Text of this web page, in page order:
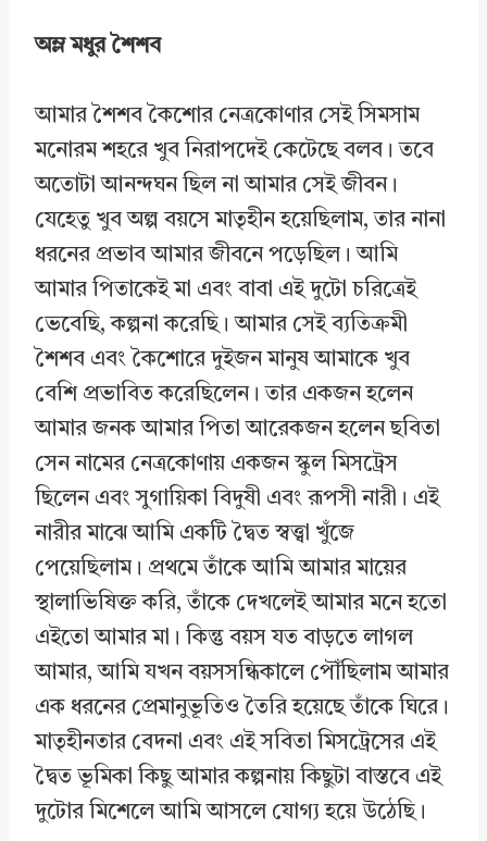
অম্ল মধুর শৈশব
আমার শৈশব কৈশোর নেত্রকোণার সেই সিমসাম
মনোরম শহরে খুব নিরাপদেই কেটেছে বলব। তবে
অতোটা আনন্দঘন ছিল না আমার সেই জীবন।
যেহেতু খুব অল্প বয়সে মাতৃহীন হয়েছিলাম, তার নানা
ধরনের প্রভাব আমার জীবনে পড়েছিল। আমি
আমার পিতাকেই মা এবং বাবা এই দুটো চরিত্রেই
ভেবেছি, কল্পনা করেছি। আমার সেই ব্যতিক্রমী
শৈশব এবং কৈশোরে দুইজন মানুষ আমাকে খুব
বেশি প্রভাবিত করেছিলেন। তার একজন হলেন
আমার জনক আমার পিতা আরেকজন হলেন ছবিতা
সেন নামের নেত্রকোণায় একজন স্কুল মিসট্রেস
ছিলেন এবং সুগায়িকা বিদুষী এবং রূপসী নারী। এই
নারীর মাঝে আমি একটি দ্বৈত স্বত্ত্বা খুঁজে
পেয়েছিলাম। প্রথমে তাঁকে আমি আমার মায়ের
স্থালাভিষিক্ত করি, তাঁকে দেখলেই আমার মনে হতো
এইতো আমার মা। কিন্তু বয়স যত বাড়তে লাগল
আমার, আমি যখন বয়সসন্ধিকালে পৌঁছিলাম আমার
এক ধরনের প্রেমানুভূতিও তৈরি হয়েছে তাঁকে ঘিরে।
মাতৃহীনতার বেদনা এবং এই সবিতা মিসট্রেসের এই
দ্বৈত ভূমিকা কিছু আমার কল্পনায় কিছুটা বাস্তবে এই
দুটোর মিশেলে আমি আসলে যোগ্য হয়ে উঠেছি।